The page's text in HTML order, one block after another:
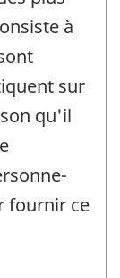
à
sur
qu'il
fournir ce